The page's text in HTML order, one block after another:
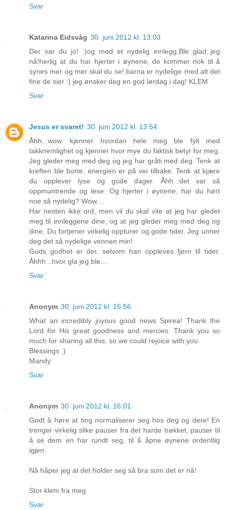
Svar
Katarina Eidsvåg 30. juni 2012 kl. 13:03
Der var du jo! :)og med et nydelig innlegg.Ble glad jeg
nå!herlig at du har hjerter i øynene, de kommer nok til å
synes mer og mer skal du se! barna er nydelige med alt det
fine de sier :) jeg ønsker deg en god lørdag i dag! KLEM
Svar
Jesus er svaret! 30. juni 2012 kl. 13:54
Åhh...wow. kjenner hvordan hele meg ble fylt med
takknemlighet og kjenner hvor mye du faktisk betyr for meg.
Jeg gleder meg med deg og jeg har gråti med deg. Tenk at
kreften ble borte, energien er på vei tilbake. Tenk at kjære
du opplever lyse og gode dager. Åhh...det var så
oppmuntrende og lese. Og hjerter i øynene, har du hørt
noe så nydelig? Wow....
Har nesten ikke ord, men vil du skal vite at jeg har gledet
meg til innleggene dine, og at jeg gleder meg med deg og
dine. Du fortjener virkelig oppturer og gode tider. Jeg unner
deg det så nydelige vennen min!
Guds godhet er der, selvom han oppleves fjern til tider.
Åhhh...hvor gla jeg ble....
Svar
Anonym 30. juni 2012 kl. 15:56
What an incredibly joyous good news Spirea! Thank the
Lord for His great goodness and mercies. Thank you so
much for sharing all this, so we could rejoice with you.
Blessings :)
Mandy
Svar
Anonym 30. juni 2012 kl. 16:01
Godt å høre at ting normaliserer seg hos deg og dere! En
trenger virkelig slike pauser fra det harde trøkket, pauser til
å se dem en har rundt seg, til å åpne øynene ordentlig
igjen.
Nå håper jeg at det holder seg så bra som det er nå!
Stor klem fra meg
Svar